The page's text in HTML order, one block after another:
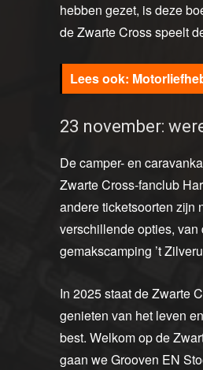
hebben gezet, is deze
de Zwarte Cross speelt
23 november:
De camper- en
Zwarte Cross-fanclub
andere ticketsoorten zijn
verschillende opties, van
gemakscamping ’t
In 2025 staat de Zwarte
genieten van het leven
best. Welkom op de
gaan we Grooven EN